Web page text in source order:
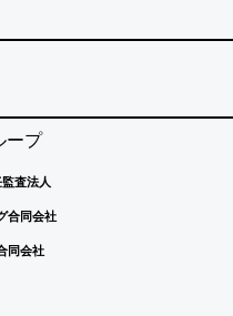
ープ
査法人
合同会社
同会社